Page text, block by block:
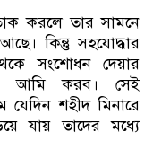
করলে তার সামনে
কিন্তু সহযোদ্ধার
সংশোধন দেয়ার
আমি করব। সেই
শহীদ মিনারে
যায় তাদের মধ্যে